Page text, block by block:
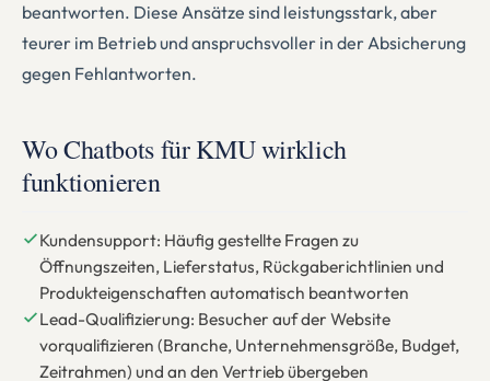
beantworten. Diese Ansätze sind leistungsstark, aber
teurer im Betrieb und anspruchsvoller in der Absicherung
gegen Fehlantworten.
Wo Chatbots für KMU wirklich
funktionieren
Kundensupport: Häufig gestellte Fragen zu
Öffnungszeiten, Lieferstatus, Rückgaberichtlinien und
Produkteigenschaften automatisch beantworten
Lead-Qualifizierung: Besucher auf der Website
vorqualifizieren (Branche, Unternehmensgröße, Budget,
Zeitrahmen) und an den Vertrieb übergeben